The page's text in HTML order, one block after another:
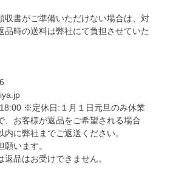
収書がご準備いただけない場合は、対
品時の送料は弊社にて負担させていた
※定休日:１月１日元旦のみ休業
、お客様が返品をご希望される場合
に弊社までご返送ください。
います。
品はお受けできません。